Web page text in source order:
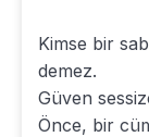
Kimse bir
demez.
Güven
Önce, bir